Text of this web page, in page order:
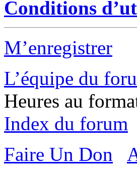
Conditions
M’enregistrer
L’équipe du
Heures au
Index du forum
Faire Un Don